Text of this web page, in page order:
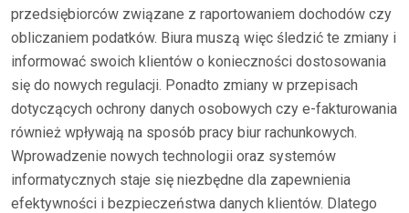
przedsiębiorców związane z raportowaniem dochodów czy
obliczaniem podatków. Biura muszą więc śledzić te zmiany i
informować swoich klientów o konieczności dostosowania
się do nowych regulacji. Ponadto zmiany w przepisach
dotyczących ochrony danych osobowych czy e-fakturowania
również wpływają na sposób pracy biur rachunkowych.
Wprowadzenie nowych technologii oraz systemów
informatycznych staje się niezbędne dla zapewnienia
efektywności i bezpieczeństwa danych klientów. Dlatego